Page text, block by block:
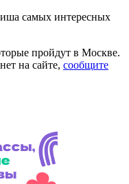
самых интересных
пройдут в Москве.
на сайте, сообщите